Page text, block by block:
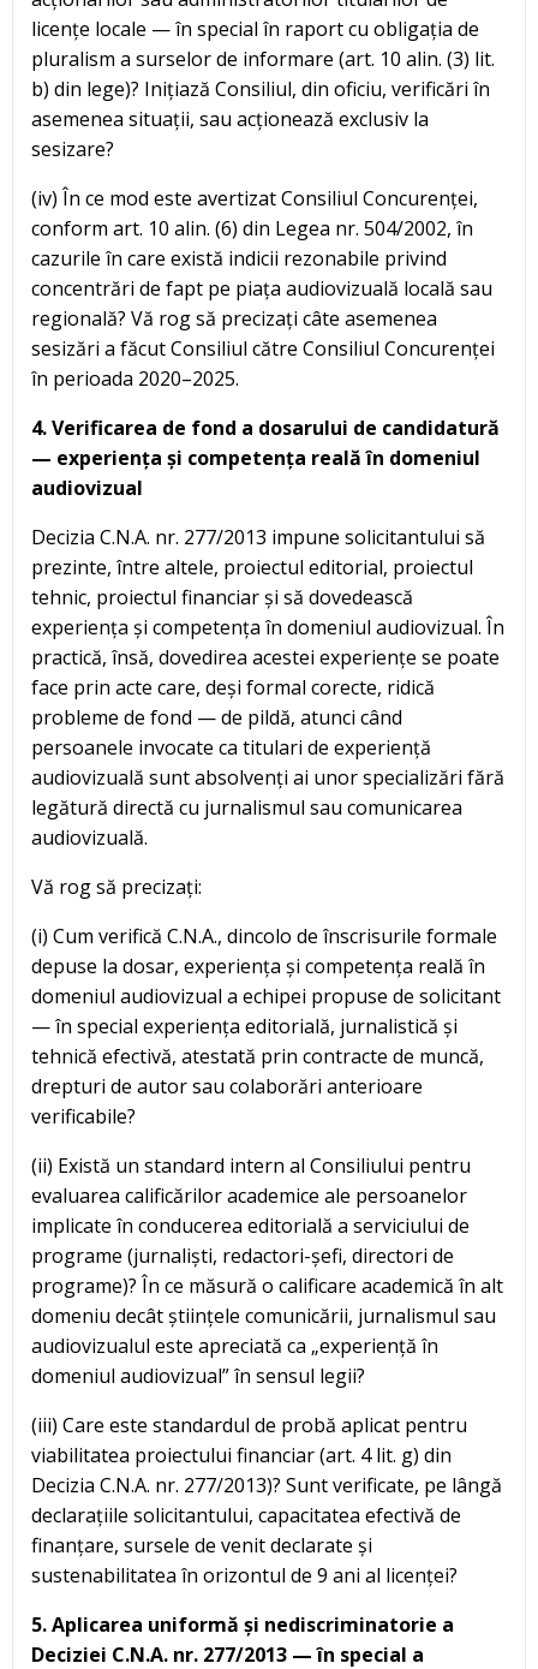
licențe locale — în special în raport cu obligația de
pluralism a surselor de informare (art. 10 alin. (3) lit.
b) din lege)? Inițiază Consiliul, din oficiu, verificări în
asemenea situații, sau acționează exclusiv la
sesizare?
(iv) În ce mod este avertizat Consiliul Concurenței,
conform art. 10 alin. (6) din Legea nr. 504/2002, în
cazurile în care există indicii rezonabile privind
concentrări de fapt pe piața audiovizuală locală sau
regională? Vă rog să precizați câte asemenea
sesizări a făcut Consiliul către Consiliul Concurenței
în perioada 2020–2025.
4. Verificarea de fond a dosarului de candidatură
— experiența și competența reală în domeniul
audiovizual
Decizia C.N.A. nr. 277/2013 impune solicitantului să
prezinte, între altele, proiectul editorial, proiectul
tehnic, proiectul financiar și să dovedească
experiența și competența în domeniul audiovizual. În
practică, însă, dovedirea acestei experiențe se poate
face prin acte care, deși formal corecte, ridică
probleme de fond — de pildă, atunci când
persoanele invocate ca titulari de experiență
audiovizuală sunt absolvenți ai unor specializări fără
legătură directă cu jurnalismul sau comunicarea
audiovizuală.
Vă rog să precizați:
(i) Cum verifică C.N.A., dincolo de înscrisurile formale
depuse la dosar, experiența și competența reală în
domeniul audiovizual a echipei propuse de solicitant
— în special experiența editorială, jurnalistică și
tehnică efectivă, atestată prin contracte de muncă,
drepturi de autor sau colaborări anterioare
verificabile?
(ii) Există un standard intern al Consiliului pentru
evaluarea calificărilor academice ale persoanelor
implicate în conducerea editorială a serviciului de
programe (jurnaliști, redactori-șefi, directori de
programe)? În ce măsură o calificare academică în alt
domeniu decât științele comunicării, jurnalismul sau
audiovizualul este apreciată ca „experiență în
domeniul audiovizual” în sensul legii?
(iii) Care este standardul de probă aplicat pentru
viabilitatea proiectului financiar (art. 4 lit. g) din
Decizia C.N.A. nr. 277/2013)? Sunt verificate, pe lângă
declarațiile solicitantului, capacitatea efectivă de
finanțare, sursele de venit declarate și
sustenabilitatea în orizontul de 9 ani al licenței?
5. Aplicarea uniformă și nediscriminatorie a
Deciziei C.N.A. nr. 277/2013 — în special a